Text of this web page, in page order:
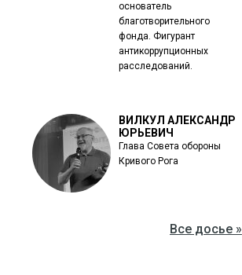
основатель
благотворительного
фонда. Фигурант
антикоррупционных
расследований.
ВИЛКУЛ АЛЕКСАНДР
ЮРЬЕВИЧ
Глава Совета обороны
Кривого Рога
Все досье »